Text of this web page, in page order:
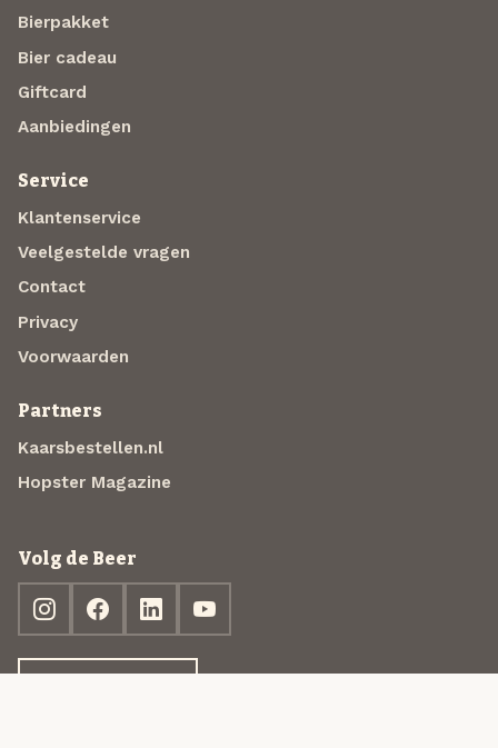
Bierpakket
Bier cadeau
Giftcard
Aanbiedingen
Service
Klantenservice
Veelgestelde vragen
Contact
Privacy
Voorwaarden
Partners
Kaarsbestellen.nl
Hopster Magazine
Volg de Beer